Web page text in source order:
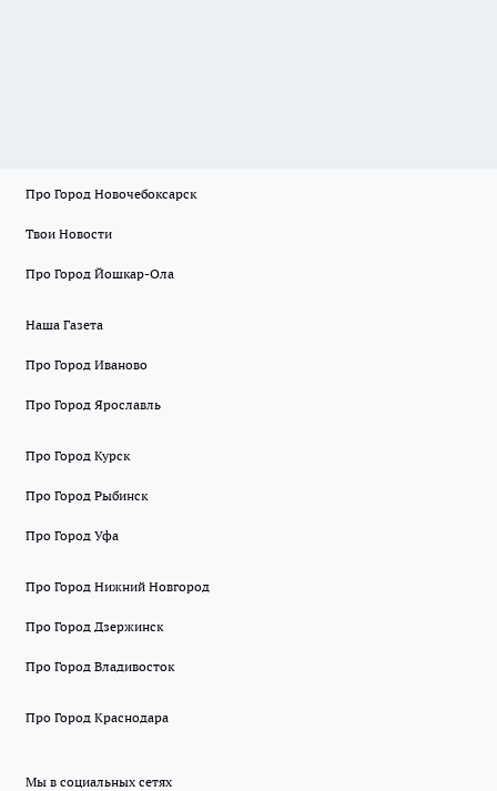
Про Город Новочебоксарск
Твои Новости
Про Город Йошкар-Ола
Наша Газета
Про Город Иваново
Про Город Ярославль
Про Город Курск
Про Город Рыбинск
Про Город Уфа
Про Город Нижний Новгород
Про Город Дзержинск
Про Город Владивосток
Про Город Краснодара
Мы в социальных сетях